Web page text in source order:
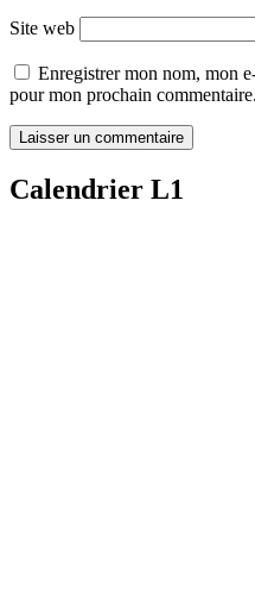
Site web
Enregistrer mon nom, mon
pour mon prochain commentaire.
Calendrier L1